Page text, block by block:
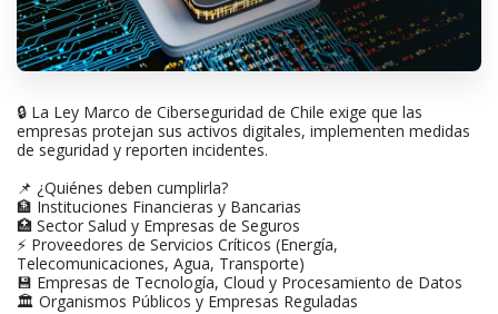
🔒 La Ley Marco de Ciberseguridad de Chile exige que las
empresas protejan sus activos digitales, implementen medidas
de seguridad y reporten incidentes.
📌 ¿Quiénes deben cumplirla?
🏦 Instituciones Financieras y Bancarias
🏥 Sector Salud y Empresas de Seguros
⚡ Proveedores de Servicios Críticos (Energía,
Telecomunicaciones, Agua, Transporte)
💾 Empresas de Tecnología, Cloud y Procesamiento de Datos
🏛 Organismos Públicos y Empresas Reguladas